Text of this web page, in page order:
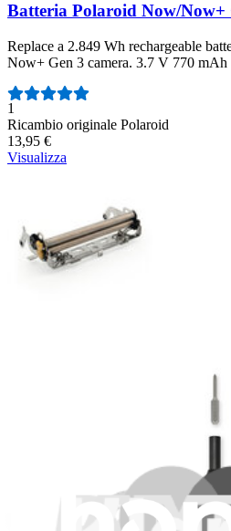
Batteria Polaroid Now/Now+
Replace a 2.849 Wh rechargeable
Now+ Gen 3 camera. 3.7 V 770 mAh
Numero di recensioni:
1
Ricambio originale Polaroid
13,95 €
Visualizza
Replace a damaged roller assembly
Garanzia